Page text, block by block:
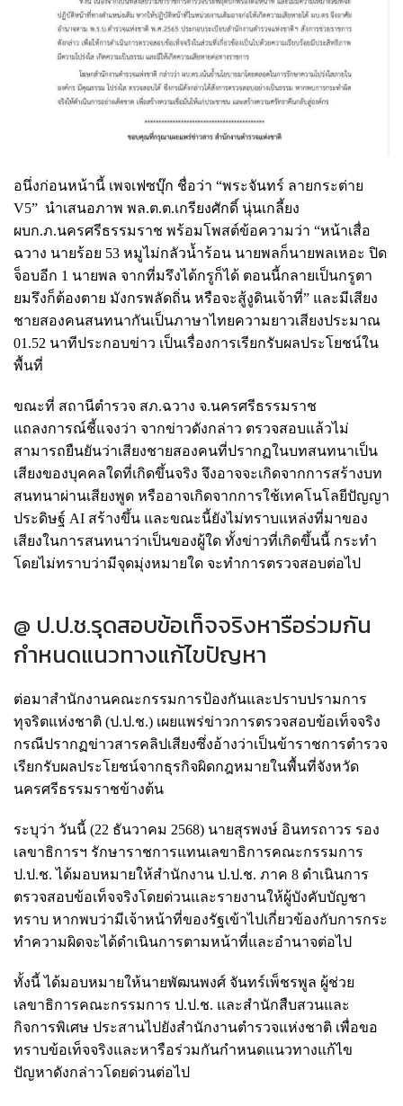
อนึ่งก่อนหน้านี้ เพจเฟซบุ๊ก ชื่อว่า “พระจันทร์ ลายกระต่าย
V5” นำเสนอภาพ พล.ต.ต.เกรียงศักดิ์ นุ่นเกลี้ยง
ผบก.ภ.นครศรีธรรมราช พร้อมโพสต์ข้อความว่า “หน้าเสื่อ
ฉวาง นายร้อย 53 หมูไม่กลัวน้ำร้อน นายพลก็นายพลเหอะ ปิด
จ็อบอีก 1 นายพล จากที่มรึงได้กรูก็ได้ ตอนนี้กลายเป็นกรูตา
ยมรึงก็ต้องตาย มังกรพลัดถิ่น หรือจะสู้งูดินเจ้าที่” และมีเสียง
ชายสองคนสนทนากันเป็นภาษาไทยความยาวเสียงประมาณ
01.52 นาทีประกอบข่าว เป็นเรื่องการเรียกรับผลประโยชน์ใน
พื้นที่
ขณะที่ สถานีตำรวจ สภ.ฉวาง จ.นครศรีธรรมราช
แถลงการณ์ชี้แจงว่า จากข่าวดังกล่าว ตรวจสอบแล้วไม่
สามารถยืนยันว่าเสียงชายสองคนที่ปรากฏในบทสนทนาเป็น
เสียงของบุคคลใดที่เกิดขึ้นจริง จึงอาจจะเกิดจากการสร้างบท
สนทนาผ่านเสียงพูด หรืออาจเกิดจากการใช้เทคโนโลยีปัญญา
ประดิษฐ์ AI สร้างขึ้น และขณะนี้ยังไม่ทราบแหล่งที่มาของ
เสียงในการสนทนาว่าเป็นของผู้ใด ทั้งข่าวที่เกิดขึ้นนี้ กระทำ
โดยไม่ทราบว่ามีจุดมุ่งหมายใด จะทำการตรวจสอบต่อไป
@ ป.ป.ช.รุดสอบข้อเท็จจริงหารือร่วมกัน
กำหนดแนวทางแก้ไขปัญหา
ต่อมาสำนักงานคณะกรรมการป้องกันและปราบปรามการ
ทุจริตแห่งชาติ (ป.ป.ช.) เผยแพร่ข่าวการตรวจสอบข้อเท็จจริง
กรณีปรากฏข่าวสารคลิปเสียงซึ่งอ้างว่าเป็นข้าราชการตำรวจ
เรียกรับผลประโยชน์จากธุรกิจผิดกฎหมายในพื้นที่จังหวัด
นครศรีธรรมราชข้างต้น
ระบุว่า วันนี้ (22 ธันวาคม 2568) นายสุรพงษ์ อินทรถาวร รอง
เลขาธิการฯ รักษาราชการแทนเลขาธิการคณะกรรมการ
ป.ป.ช. ได้มอบหมายให้สำนักงาน ป.ป.ช. ภาค 8 ดำเนินการ
ตรวจสอบข้อเท็จจริงโดยด่วนและรายงานให้ผู้บังคับบัญชา
ทราบ หากพบว่ามีเจ้าหน้าที่ของรัฐเข้าไปเกี่ยวข้องกับการกระ
ทำความผิดจะได้ดำเนินการตามหน้าที่และอำนาจต่อไป
ทั้งนี้ ได้มอบหมายให้นายพัฒนพงศ์ จันทร์เพ็ชรพูล ผู้ช่วย
เลขาธิการคณะกรรมการ ป.ป.ช. และสำนักสืบสวนและ
กิจการพิเศษ ประสานไปยังสำนักงานตำรวจแห่งชาติ เพื่อขอ
ทราบข้อเท็จจริงและหารือร่วมกันกำหนดแนวทางแก้ไข
ปัญหาดังกล่าวโดยด่วนต่อไป